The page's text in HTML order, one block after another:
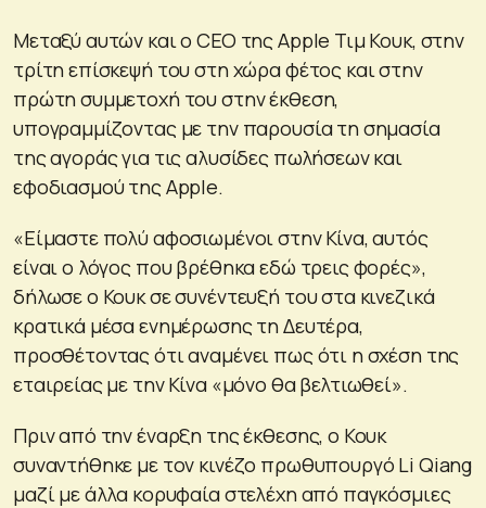
Μεταξύ αυτών και ο CEO της Apple Τιμ Κουκ, στην
τρίτη επίσκεψή του στη χώρα φέτος και στην
πρώτη συμμετοχή του στην έκθεση,
υπογραμμίζοντας με την παρουσία τη σημασία
της αγοράς για τις αλυσίδες πωλήσεων και
εφοδιασμού της Apple.
«Είμαστε πολύ αφοσιωμένοι στην Κίνα, αυτός
είναι ο λόγος που βρέθηκα εδώ τρεις φορές»,
δήλωσε ο Κουκ σε συνέντευξή του στα κινεζικά
κρατικά μέσα ενημέρωσης τη Δευτέρα,
προσθέτοντας ότι αναμένει πως ότι η σχέση της
εταιρείας με την Κίνα «μόνο θα βελτιωθεί».
Πριν από την έναρξη της έκθεσης, ο Κουκ
συναντήθηκε με τον κινέζο πρωθυπουργό Li Qiang
μαζί με άλλα κορυφαία στελέχη από παγκόσμιες